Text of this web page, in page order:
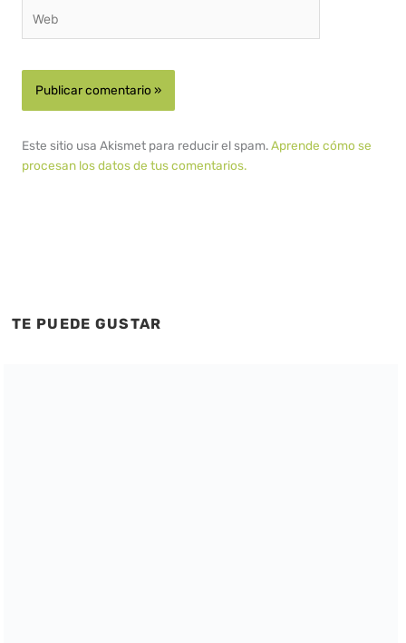
Este sitio usa Akismet para reducir el spam.Aprende cómo se
procesan los datos de tus comentarios.
TE PUEDE GUSTAR